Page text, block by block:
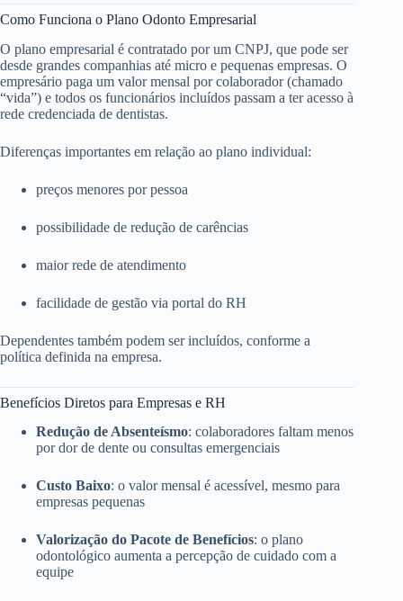
Como Funciona o Plano Odonto Empresarial
O plano empresarial é contratado por um CNPJ, que pode ser
desde grandes companhias até micro e pequenas empresas. O
empresário paga um valor mensal por colaborador (chamado
“vida”) e todos os funcionários incluídos passam a ter acesso à
rede credenciada de dentistas.
Diferenças importantes em relação ao plano individual:
preços menores por pessoa
possibilidade de redução de carências
maior rede de atendimento
facilidade de gestão via portal do RH
Dependentes também podem ser incluídos, conforme a
política definida na empresa.
Benefícios Diretos para Empresas e RH
Redução de Absenteísmo: colaboradores faltam menos
por dor de dente ou consultas emergenciais
Custo Baixo: o valor mensal é acessível, mesmo para
empresas pequenas
Valorização do Pacote de Benefícios: o plano
odontológico aumenta a percepção de cuidado com a
equipe